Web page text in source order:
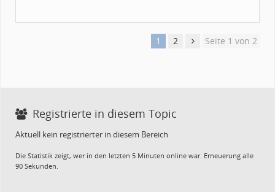
1 2 Seite 1 von 2
Registrierte in diesem Topic
Aktuell kein registrierter in diesem Bereich
Die Statistik zeigt, wer in den letzten 5 Minuten online war. Erneuerung alle
90 Sekunden.